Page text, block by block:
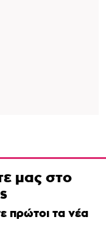
μας στο
πρώτοι τα νέα